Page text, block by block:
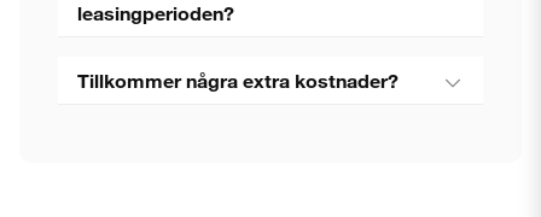
leasingperioden?
Tillkommer några extra kostnader?